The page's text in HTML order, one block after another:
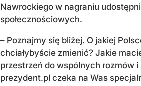
Nawrockiego w nagraniu
społecznościowych.
– Poznajmy się bliżej. O jakiej
chciałybyście zmienić? Jakie
przestrzeń do wspólnych rozmów i
prezydent.pl czeka na Was